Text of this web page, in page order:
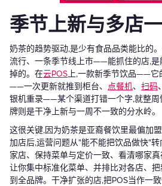
季节上新与多店
奶茶的趋势驱动,是少有食品品类能比的
流行、一条季节线上市——能抓住的店,是
掉的。在云POS 上,一款新季节饮品——
——一次更新就推到柜台、 点餐机、 扫码、
银机重录——某个渠道打错一个字,就整周
牌则是干净上新与一周不一致的分水岭。
这很关键,因为奶茶是亚裔餐饮里最偏加
加店后,运营问题从"能不能把饮品做快"
家店、保持菜单与定价一致、看清哪家
让你集中标准化菜单、并排比对各店、
到全品牌。干净扩张的店,把POS当作一